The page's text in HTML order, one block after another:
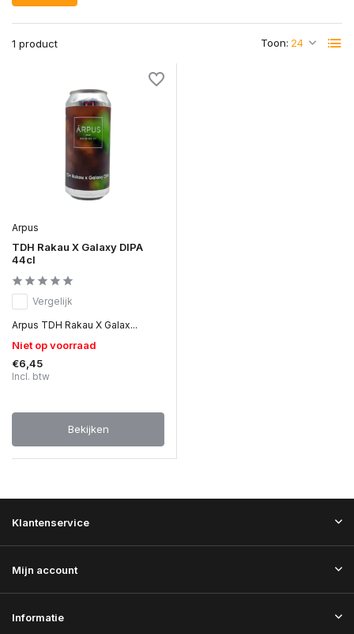
1 product Toon:
Arpus
TDH Rakau X Galaxy DIPA
44cl
Vergelijk
Arpus TDH Rakau X Galax...
Niet op voorraad
€6,45
Incl. btw
Bekijken
Klantenservice
Mijn account
Informatie